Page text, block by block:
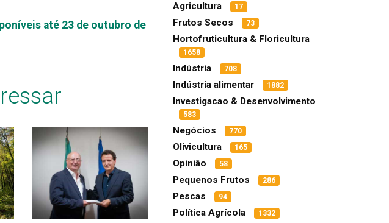
até 23 de outubro de
Agricultura
17
Frutos Secos 73
Hortofruticultura & Floricultura
1658
Indústria 708
Indústria alimentar 1882
Investigacao & Desenvolvimento
583
Negócios 770
Olivicultura 165
Opinião 58
Pequenos Frutos 286
Pescas 94
Política Agrícola 1332